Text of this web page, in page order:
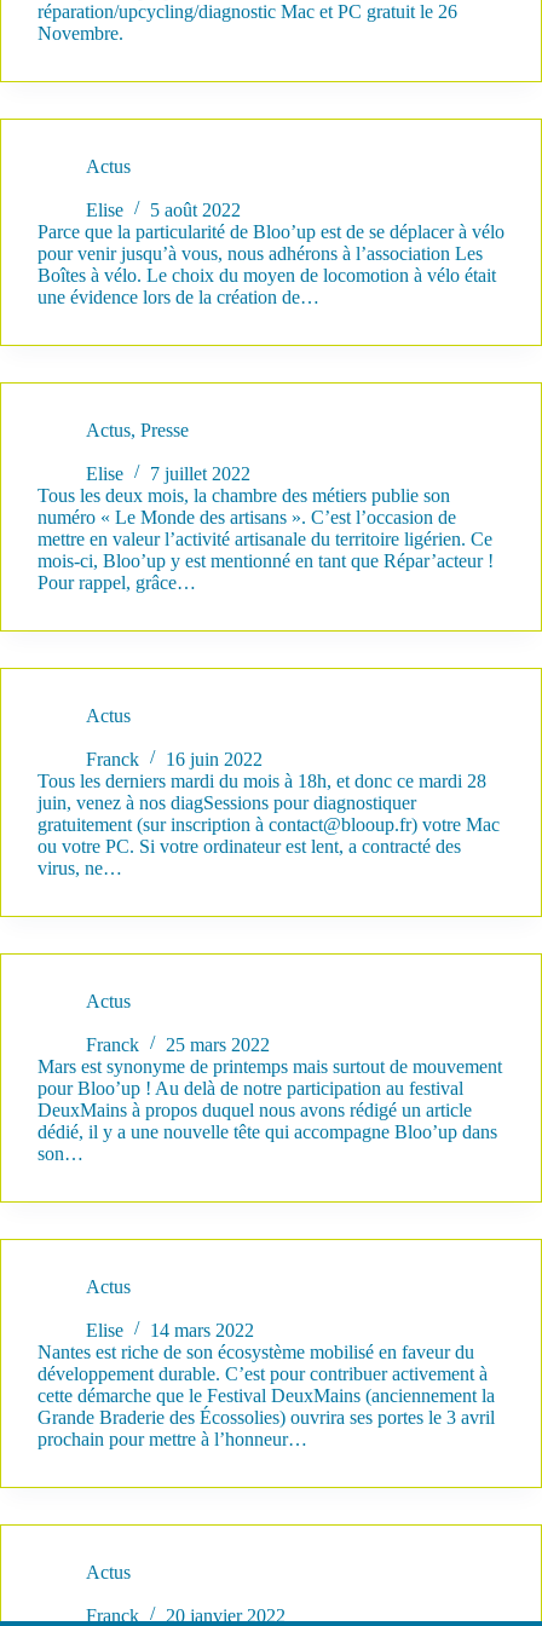
réparation/upcycling/diagnostic Mac et PC gratuit le 26
Novembre.
Actus
Elise
5 août 2022
Parce que la particularité de Bloo’up est de se déplacer à vélo
pour venir jusqu’à vous, nous adhérons à l’association Les
Boîtes à vélo. Le choix du moyen de locomotion à vélo était
une évidence lors de la création de…
Actus, Presse
Elise
7 juillet 2022
Tous les deux mois, la chambre des métiers publie son
numéro « Le Monde des artisans ». C’est l’occasion de
mettre en valeur l’activité artisanale du territoire ligérien. Ce
mois-ci, Bloo’up y est mentionné en tant que Répar’acteur !
Pour rappel, grâce…
Actus
Franck
16 juin 2022
Tous les derniers mardi du mois à 18h, et donc ce mardi 28
juin, venez à nos diagSessions pour diagnostiquer
gratuitement (sur inscription à contact@blooup.fr) votre Mac
ou votre PC. Si votre ordinateur est lent, a contracté des
virus, ne…
Actus
Franck
25 mars 2022
Mars est synonyme de printemps mais surtout de mouvement
pour Bloo’up ! Au delà de notre participation au festival
DeuxMains à propos duquel nous avons rédigé un article
dédié, il y a une nouvelle tête qui accompagne Bloo’up dans
son…
Actus
Elise
14 mars 2022
Nantes est riche de son écosystème mobilisé en faveur du
développement durable. C’est pour contribuer activement à
cette démarche que le Festival DeuxMains (anciennement la
Grande Braderie des Écossolies) ouvrira ses portes le 3 avril
prochain pour mettre à l’honneur…
Actus
Franck
20 janvier 2022